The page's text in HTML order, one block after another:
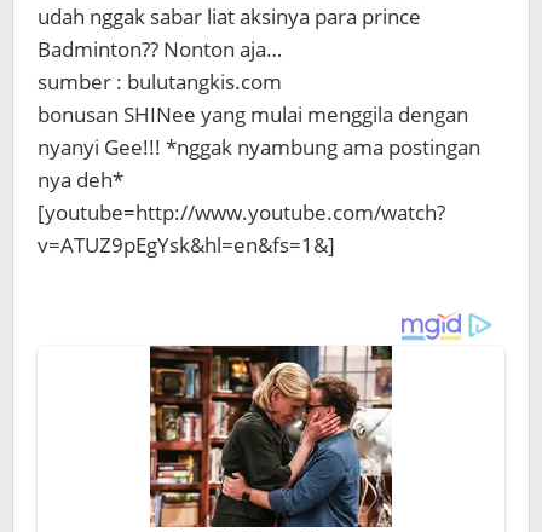
udah nggak sabar liat aksinya para prince
Badminton?? Nonton aja…
sumber : bulutangkis.com
bonusan SHINee yang mulai menggila dengan
nyanyi Gee!!! *nggak nyambung ama postingan
nya deh*
[youtube=http://www.youtube.com/watch?
v=ATUZ9pEgYsk&hl=en&fs=1&]